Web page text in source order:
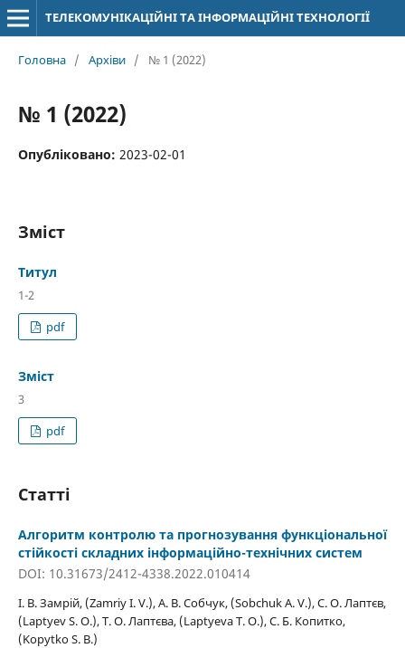
ТЕЛЕКОМУНІКАЦІЙНІ ТА ІНФОРМАЦІЙНІ ТЕХНОЛОГІЇ
Головна / Архіви / № 1 (2022)
№ 1 (2022)
Опубліковано: 2023-02-01
Зміст
Титул
1-2
pdf
Зміст
3
pdf
Статті
Алгоритм контролю та прогнозування функціональної
стійкості складних інформаційно-технічних систем
DOI: 10.31673/2412-4338.2022.010414
І. В. Замрій, (Zamriy I. V.), А. В. Собчук, (Sobchuk A. V.), С. О. Лаптєв,
(Laptyev S. O.), Т. О. Лаптєва, (Laptyeva T. O.), С. Б. Копитко,
(Kopytko S. B.)